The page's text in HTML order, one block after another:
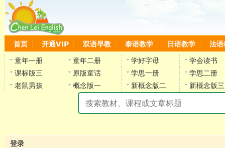
首页 开通VIP 双语早教 泰语教学 日语教学 法语
童年一册 童年二册 学好字母
学会读书
课标版三
原版童话 学思一册
学思二册
老鼠男孩
概念版一 新概念版二 新概念版三
登录